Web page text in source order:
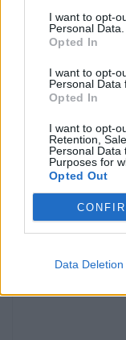
I want to opt-
Personal Data.
Opted In
I want to opt-
Personal Data
Opted In
I want to opt-
Retention,
Personal Data
Purposes for
Opted Out
Data Deletion
fim da sua
Não separa
da sua
cuidado que o
Risco
Embora o
mercado de
Auto